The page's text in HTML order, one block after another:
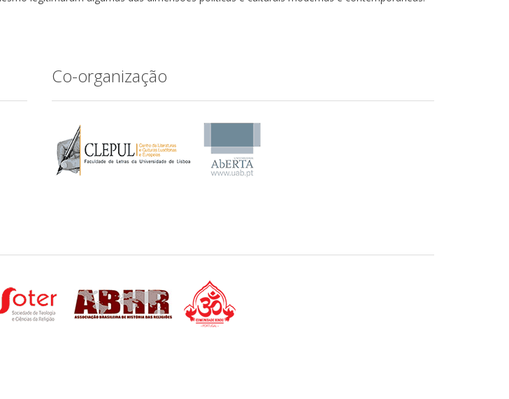
Co-organização